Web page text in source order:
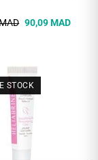
90,09 MAD
STOCK